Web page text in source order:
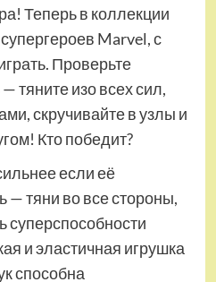
Теперь в коллекции
Marvel, с
Проверьте
тяните изо всех сил,
скручивайте в узлы и
Кто победит?
если её
— тяни во все стороны,
суперспособности
и эластичная игрушка
способна